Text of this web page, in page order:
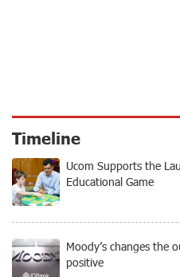
Timeline
Ucom Supports the
Educational Game
Moody’s changes the
positive